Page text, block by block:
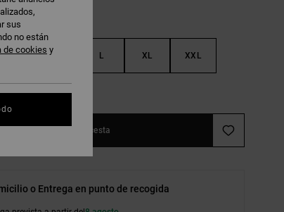
S M L XL XXL
Añadir a la cesta
o Entrega en punto de recogida
sus
no están
de cookies y